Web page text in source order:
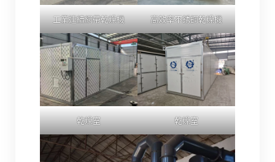
工業連續網帶乾燥機 高效率不銹鋼乾燥機
乾燥室 乾燥室